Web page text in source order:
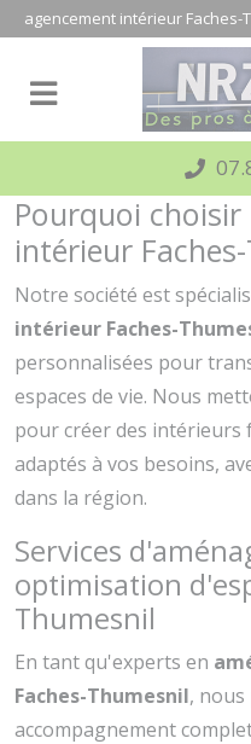
agencement intérieur Faches-
Pourquoi
intérieur
Notre société est
intérieur Faches-
personnalisées pour
espaces de vie. Nous
pour créer des intérieurs
adaptés à vos besoins,
dans la région.
Services
optimisation
Thumesnil
En tant qu'experts en
Faches-Thumesnil,
accompagnement
Panneau de gestion des